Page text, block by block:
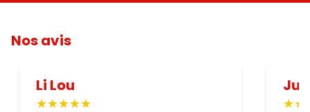
Nos avis
Li Lou